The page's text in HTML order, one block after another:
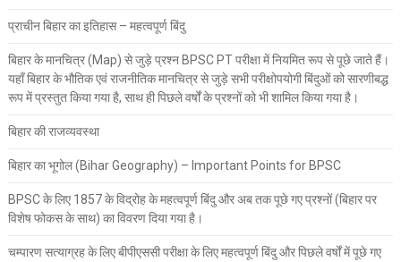
प्राचीन बिहार का इतिहास – महत्वपूर्ण बिंदु
बिहार के मानचित्र (Map) से जुड़े प्रश्न BPSC PT परीक्षा में नियमित रूप से पूछे जाते हैं।
यहाँ बिहार के भौतिक एवं राजनीतिक मानचित्र से जुड़े सभी परीक्षोपयोगी बिंदुओं को सारणीबद्ध
रूप में प्रस्तुत किया गया है, साथ ही पिछले वर्षों के प्रश्नों को भी शामिल किया गया है।
बिहार की राजव्यवस्था
बिहार का भूगोल (Bihar Geography) – Important Points for BPSC
BPSC के लिए 1857 के विद्रोह के महत्वपूर्ण बिंदु और अब तक पूछे गए प्रश्नों (बिहार पर
विशेष फोकस के साथ) का विवरण दिया गया है।
चम्पारण सत्याग्रह के लिए बीपीएससी परीक्षा के लिए महत्वपूर्ण बिंदु और पिछले वर्षों में पूछे गए